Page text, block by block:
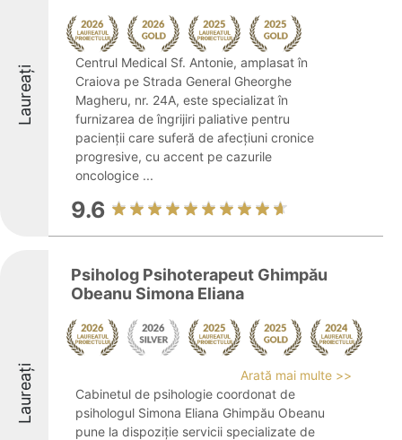
Laureați
Centrul Medical Sf. Antonie, amplasat în
Craiova pe Strada General Gheorghe
Magheru, nr. 24A, este specializat în
furnizarea de îngrijiri paliative pentru
pacienții care suferă de afecțiuni cronice
progresive, cu accent pe cazurile
oncologice ...
9.6
Laureați
Psiholog Psihoterapeut Ghimpău
Obeanu Simona Eliana
Arată mai multe >>
Cabinetul de psihologie coordonat de
psihologul Simona Eliana Ghimpău Obeanu
pune la dispoziție servicii specializate de